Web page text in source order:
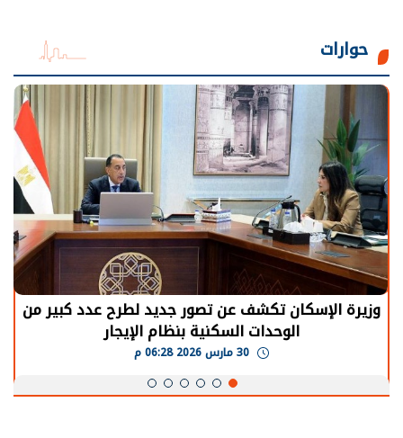
حوارات
الرئيس السيسي: توقف الأنشطة في قطاع الطاقة
يحتاج إلى سنوات لعودة معدلات الإنتاج الطبيعية